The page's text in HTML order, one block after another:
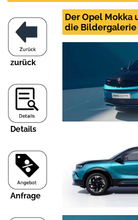
zurück
Details
Anfrage
Der Opel Mokka
die Bildergalerie